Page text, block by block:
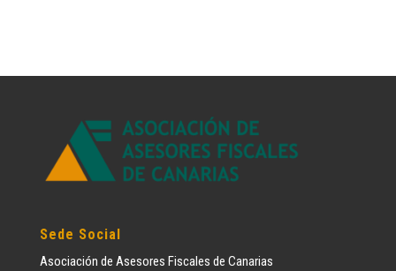
Sede Social
Asociación de Asesores Fiscales de Canarias